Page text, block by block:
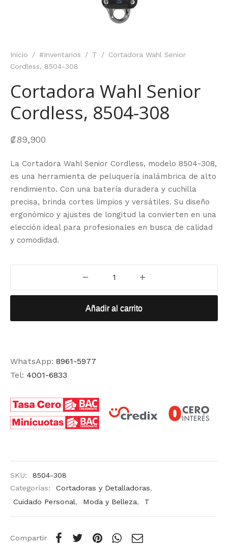
Inicio / #Inventarios / T / Cortadora Wahl Senior
Cordless, 8504-308
Cortadora Wahl Senior
Cordless, 8504-308
₡89,900
La Cortadora Wahl Senior Cordless, modelo 8504-308,
es una herramienta de peluquería inalámbrica de alto
rendimiento. Con una batería duradera y cuchilla
precisa, brinda cortes limpios y versátiles. Su diseño
ergonómico y ajustes de longitud la convierten en una
elección ideal para profesionales en busca de calidad
y comodidad.
Añadir al carrito
WhatsApp: 8961-5977
Tel: 4001-6833
SKU:
8504-308
Categorías:
Cortadoras y Detalladoras,
Cuidado Personal, Moda y Belleza, T
Compartir